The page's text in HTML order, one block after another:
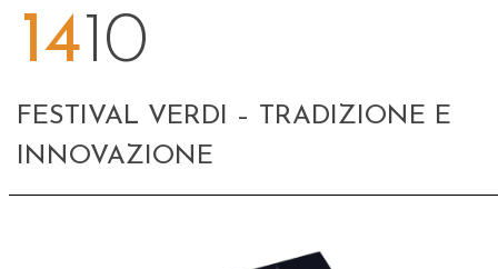
1410
FESTIVAL VERDI – TRADIZIONE E
INNOVAZIONE